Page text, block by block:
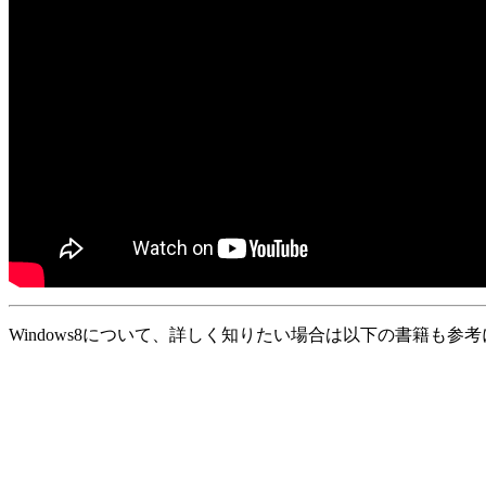
Windows8について、詳しく知りたい場合は以下の書籍も参考